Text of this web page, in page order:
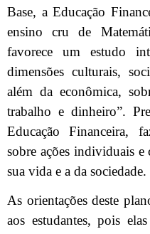
Base, a Educação
ensino cru de
favorece um estudo
dimensões culturais,
além da econômica,
trabalho e dinheiro”.
Educação Financeira,
sobre ações individuais
sua vida e a da sociedade.
As orientações deste
aos estudantes, pois